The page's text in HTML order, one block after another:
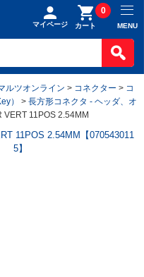
マイページ カート
0
MENU
ルツオンライン > コネクター > コ
）
> 長方形コネクタ - ヘッダ、オ
VERT 11POS 2.54MM